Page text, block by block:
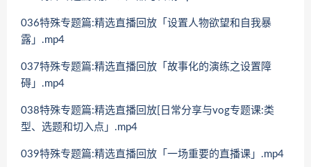
036特殊专题篇:精选直播回放「设置人物欲望和自我暴
露」.mp4
037特殊专题篇:精选直播回放「故事化的演练之设置障
碍」.mp4
038特殊专题篇:精选直播回放[日常分享与vog专题课:类
型、选题和切入点」.mp4
039特殊专题篇:精选直播回放「一场重要的直播课」.mp4